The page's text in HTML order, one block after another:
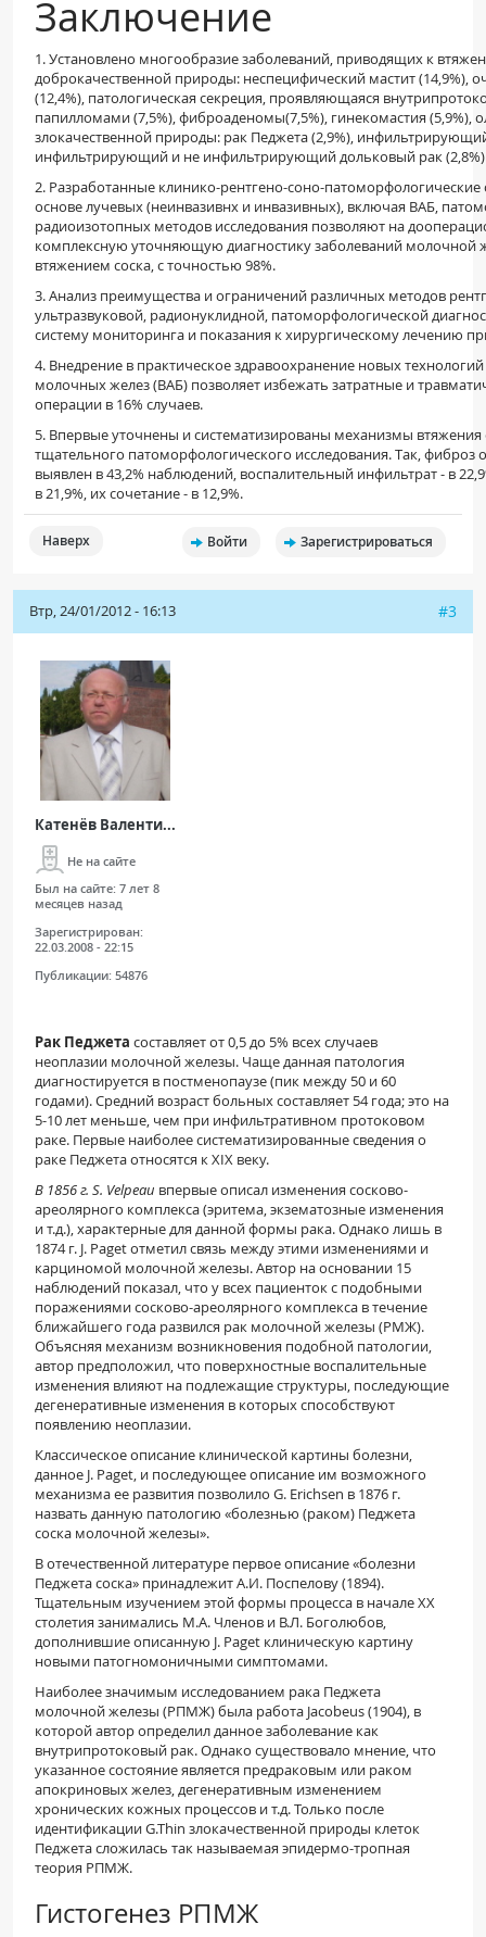
Заключение
1. Установлено многообразие заболеваний, приводящих к
доброкачественной природы: неспецифический мастит (14,9%),
(12,4%), патологическая секреция, проявляющаяся
папилломами (7,5%), фиброаденомы(7,5%), гинекомастия (5,9%),
злокачественной природы: рак Педжета (2,9%),
инфильтрирующий и не инфильтрирующий дольковый рак
2. Разработанные клинико-рентгено-соно-
основе лучевых (неинвазивнх и инвазивных), включая ВАБ,
радиоизотопных методов исследования позволяют на
комплексную уточняющую диагностику заболеваний
втяжением соска, с точностью 98%.
3. Анализ преимущества и ограничений различных методов
ультразвуковой, радионуклидной, патоморфологической
систему мониторинга и показания к хирургическому лечению
4. Внедрение в практическое здравоохранение новых
молочных желез (ВАБ) позволяет избежать затратные и
операции в 16% случаев.
5. Впервые уточнены и систематизированы механизмы втяжения
тщательного патоморфологического исследования. Так, фиброз
выявлен в 43,2% наблюдений, воспалительный инфильтрат - в
в 21,9%, их сочетание - в 12,9%.
Наверх Войти Зарегистрироваться
Втр, 24/01/2012 - 16:13 #3
Катенёв Валенти...
Не на сайте
Был на сайте: 7 лет 8
месяцев назад
Зарегистрирован:
22.03.2008 - 22:15
Публикации: 54876
Рак Педжета составляет от 0,5 до 5% всех слу­чаев
неоплазии молочной железы. Чаще данная патология
диагностируется в постменопаузе (пик между 50 и 60
годами). Средний возраст больных составляет 54 года; это на
5-10 лет меньше, чем при инфильтративном протоковом
раке. Первые наиболее систематизированные сведения о
раке Педжета относятся к XIX веку.
В 1856 г. S. Velpeau впервые описал измене­ния сосково-
ареолярного комплекса (эритема, экзематозные изменения
и т.д.), характерные для данной формы рака. Однако лишь в
1874 г. J. Paget отметил связь между этими изменениями и
кар­циномой молочной железы. Автор на основании 15
наблюдений показал, что у всех пациенток с подобными
поражениями сосково-ареолярного комплекса в течение
ближайшего года развился рак молочной железы (РМЖ).
Объясняя меха­низм возникновения подобной патологии,
автор предположил, что поверхностные воспалитель­ные
изменения влияют на подлежащие структу­ры, последующие
дегенеративные изменения в которых способствуют
появлению неоплазии.
Классическое описание клинической картины болезни,
данное J. Paget, и последующее описание им возможного
механизма ее развития позволило G. Erichsen в 1876 г.
назвать данную патологию «бо­лезнью (раком) Педжета
соска молочной железы».
В отечественной литературе первое описание «болезни
Педжета соска» принадлежит А.И. Пос­пелову (1894).
Тщательным изучением этой фор­мы процесса в начале XX
столетия занимались М.А. Членов и В.Л. Боголюбов,
дополнившие описанную J. Paget клиническую картину
новыми патогномоничными симптомами.
Наиболее значимым исследованием рака Педжета
молочной железы (РПМЖ) была работа Jacobeus (1904), в
которой автор определил данное заболевание как
внутрипротоковый рак. Однако существовало мнение, что
указанное состояние является предраковым или раком
апокриновых желез, дегенеративным изменением
хронических кожных процессов и т.д. Только после
идентифи­кации G.Thin злокачественной природы клеток
Педжета сложилась так называемая эпидермо-тропная
теория РПМЖ.
Гистогенез РПМЖ